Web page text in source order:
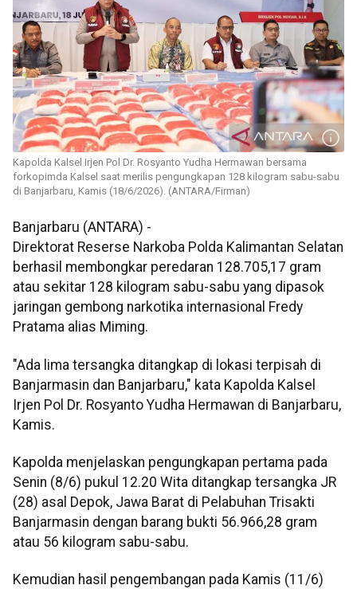
Kapolda Kalsel Irjen Pol Dr. Rosyanto Yudha Hermawan bersama
forkopimda Kalsel saat merilis pengungkapan 128 kilogram sabu-sabu
di Banjarbaru, Kamis (18/6/2026). (ANTARA/Firman)
Banjarbaru (ANTARA) -
Direktorat Reserse Narkoba Polda Kalimantan Selatan
berhasil membongkar peredaran 128.705,17 gram
atau sekitar 128 kilogram sabu-sabu yang dipasok
jaringan gembong narkotika internasional Fredy
Pratama alias Miming.
"Ada lima tersangka ditangkap di lokasi terpisah di
Banjarmasin dan Banjarbaru," kata Kapolda Kalsel
Irjen Pol Dr. Rosyanto Yudha Hermawan di Banjarbaru,
Kamis.
Kapolda menjelaskan pengungkapan pertama pada
Senin (8/6) pukul 12.20 Wita ditangkap tersangka JR
(28) asal Depok, Jawa Barat di Pelabuhan Trisakti
Banjarmasin dengan barang bukti 56.966,28 gram
atau 56 kilogram sabu-sabu.
Kemudian hasil pengembangan pada Kamis (11/6)